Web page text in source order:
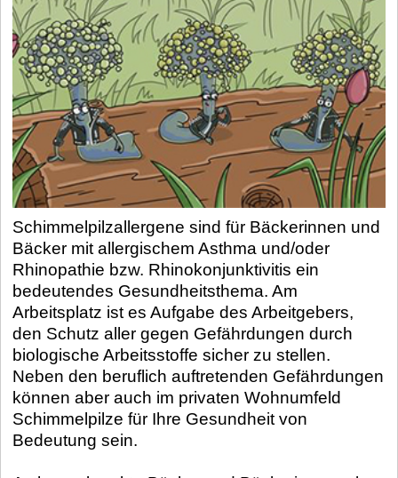
Schimmelpilzallergene sind für Bäckerinnen und
Bäcker mit allergischem Asthma und/oder
Rhinopathie bzw. Rhinokonjunktivitis ein
bedeutendes Gesundheitsthema. Am
Arbeitsplatz ist es Aufgabe des Arbeitgebers,
den Schutz aller gegen Gefährdungen durch
biologische Arbeitsstoffe sicher zu stellen.
Neben den beruflich auftretenden Gefährdungen
können aber auch im privaten Wohnumfeld
Schimmelpilze für Ihre Gesundheit von
Bedeutung sein.